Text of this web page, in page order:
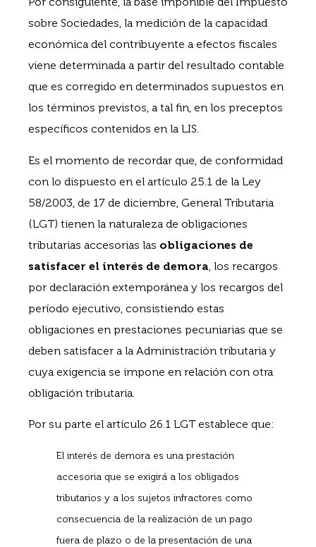
sobre Sociedades, la medición de la capacidad
económica del contribuyente a efectos fiscales
viene determinada a partir del resultado contable
que es corregido en determinados supuestos en
los términos previstos, a tal fin, en los preceptos
específicos contenidos en la LIS.
Es el momento de recordar que, de conformidad
con lo dispuesto en el artículo 25.1 de la Ley
58/2003, de 17 de diciembre, General Tributaria
(LGT) tienen la naturaleza de obligaciones
tributarias accesorias las obligaciones de
satisfacer el interés de demora , los recargos
por declaración extemporánea y los recargos del
período ejecutivo, consistiendo estas
obligaciones en prestaciones pecuniarias que se
deben satisfacer a la Administración tributaria y
cuya exigencia se impone en relación con otra
obligación tributaria.
Por su parte el artículo 26.1 LGT establece que:
El interés de demora es una prestación
accesoria que se exigirá a los obligados
tributarios y a los sujetos infractores como
consecuencia de la realización de un pago
fuera de plazo o de la presentación de una